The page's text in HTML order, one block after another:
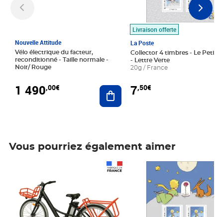
Nouvelle Attitude
Vélo électrique du facteur,
reconditionné - Taille normale -
Noir/ Rouge
1 490,00€ Ajouter au panier
Livraison offerte
La Poste
Collector 4 timbres - Le Petit
- Lettre Verte
20g / France
7,50€
Vous pourriez également aimer
Prix 7,50€